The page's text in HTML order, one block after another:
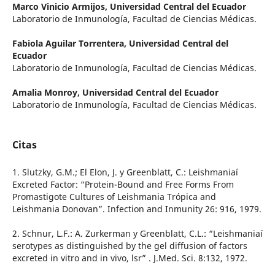
Marco Vinicio Armijos, Universidad Central del Ecuador
Laboratorio de Inmunología, Facultad de Ciencias Médicas.
Fabiola Aguilar Torrentera, Universidad Central del
Ecuador
Laboratorio de Inmunología, Facultad de Ciencias Médicas.
Amalia Monroy, Universidad Central del Ecuador
Laboratorio de Inmunología, Facultad de Ciencias Médicas.
Citas
1. Slutzky, G.M.; El Elon, J. y Greenblatt, C.: Leishmaniaí
Excreted Factor: “Protein-Bound and Free Forms From
Promastigote Cultures of Leishmania Trópica and
Leishmania Donovan”. Infection and Inmunity 26: 916, 1979.
2. Schnur, L.F.: A. Zurkerman y Greenblatt, C.L.: “Leishmaniaí
serotypes as distinguished by the gel diffusion of factors
excreted in vitro and in vivo, lsr” . J.Med. Sci. 8:132, 1972.